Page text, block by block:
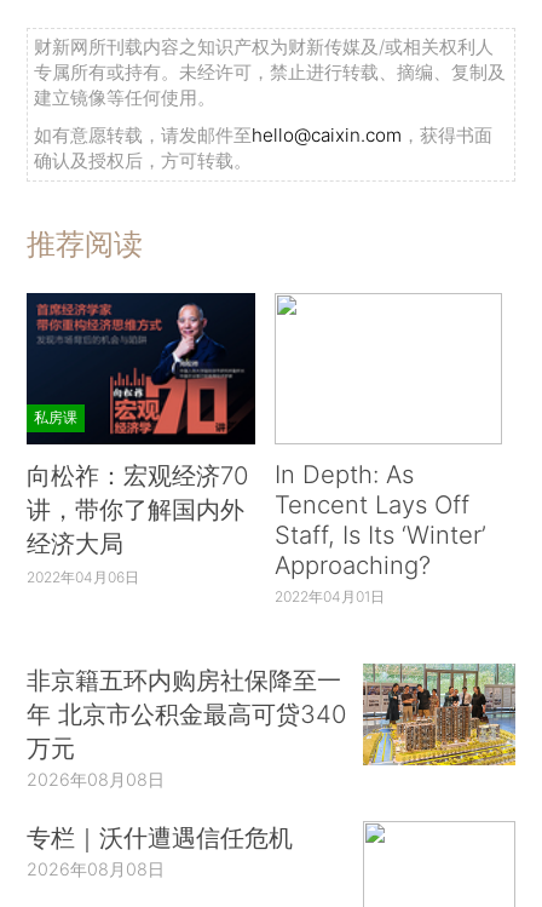
财新网所刊载内容之知识产权为财新传媒及/或相关权利人
专属所有或持有。未经许可，禁止进行转载、摘编、复制及
建立镜像等任何使用。
如有意愿转载，请发邮件至hello@caixin.com ，获得书面
确认及授权后，方可转载。
推荐阅读
私房课
向松祚：宏观经济70
讲，带你了解国内外
经济大局
2022年04月06日
In Depth: As
Tencent Lays Off
Staff, Is Its ‘Winter’
Approaching?
2022年04月01日
非京籍五环内购房社保降至一
年 北京市公积金最高可贷340
万元
2026年08月08日
专栏｜沃什遭遇信任危机
2026年08月08日